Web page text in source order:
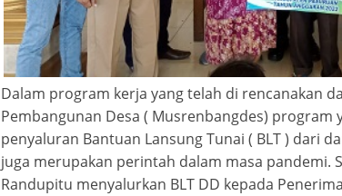
Dalam program kerja yang telah di rencanakan
Pembangunan Desa ( Musrenbangdes) program
penyaluran Bantuan Lansung Tunai ( BLT ) dari
juga merupakan perintah dalam masa pandemi.
Randupitu menyalurkan BLT DD kepada